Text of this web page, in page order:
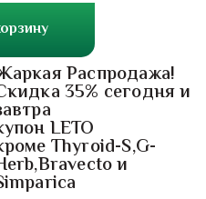
Распродажа!
35% сегодня и
LETO
Thyroid-S,G-
и